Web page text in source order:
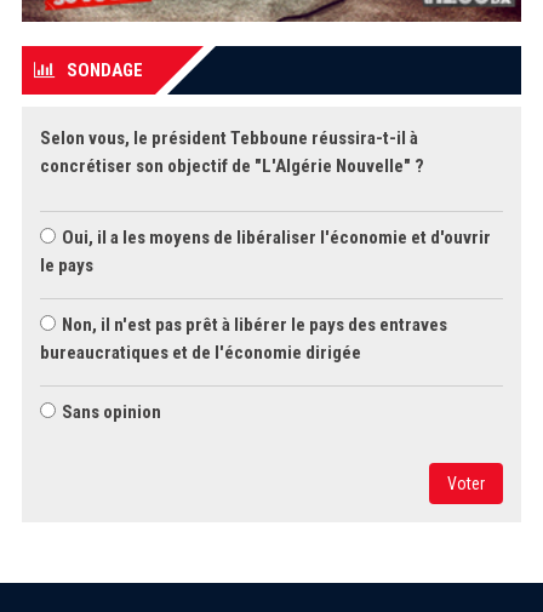
SONDAGE
Selon vous, le président Tebboune réussira-t-il à
concrétiser son objectif de "L'Algérie Nouvelle" ?
Oui, il a les moyens de libéraliser l'économie et d'ouvrir
le pays
Non, il n'est pas prêt à libérer le pays des entraves
bureaucratiques et de l'économie dirigée
Sans opinion
Voter